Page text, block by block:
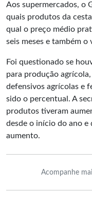
Aos supermercados, o
quais produtos da
qual o preço médio
seis meses e também o
Foi questionado se
para produção
defensivos agrícolas e
sido o percentual. A
produtos tiveram
desde o início do ano e
aumento.
Acompanhe